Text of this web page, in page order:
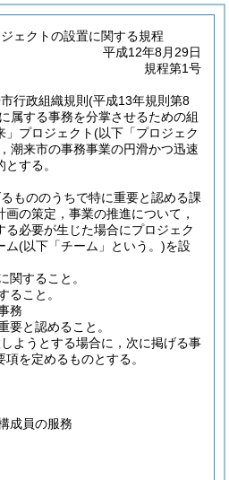
ェクトの設置に関する規程
平成12年8月29日
規程第1号
行政組織規則 (平成13年規則第8
属する事務を分掌させるための組
」プロジェクト(以下「プロジェク
潮来市の事務事業の円滑かつ迅速
する。
もののうちで特に重要と認める課
の策定，事業の推進について，
る必要が生じた場合にプロジェク
ム(以下「チーム」という。)を設
関すること。
ること。
務
要と認めること。
ようとする場合に，次に掲げる事
を定めるものとする。
成員の服務